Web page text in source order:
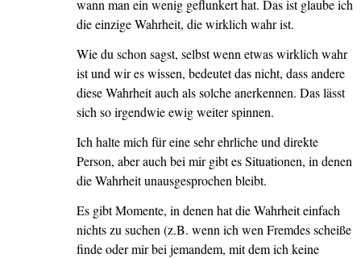
wann man ein wenig geflunkert hat. Das ist glaube ich
die einzige Wahrheit, die wirklich wahr ist.
Wie du schon sagst, selbst wenn etwas wirklich wahr
ist und wir es wissen, bedeutet das nicht, dass andere
diese Wahrheit auch als solche anerkennen. Das lässt
sich so irgendwie ewig weiter spinnen.
Ich halte mich für eine sehr ehrliche und direkte
Person, aber auch bei mir gibt es Situationen, in denen
die Wahrheit unausgesprochen bleibt.
Es gibt Momente, in denen hat die Wahrheit einfach
nichts zu suchen (z.B. wenn ich wen Fremdes scheiße
finde oder mir bei jemandem, mit dem ich keine